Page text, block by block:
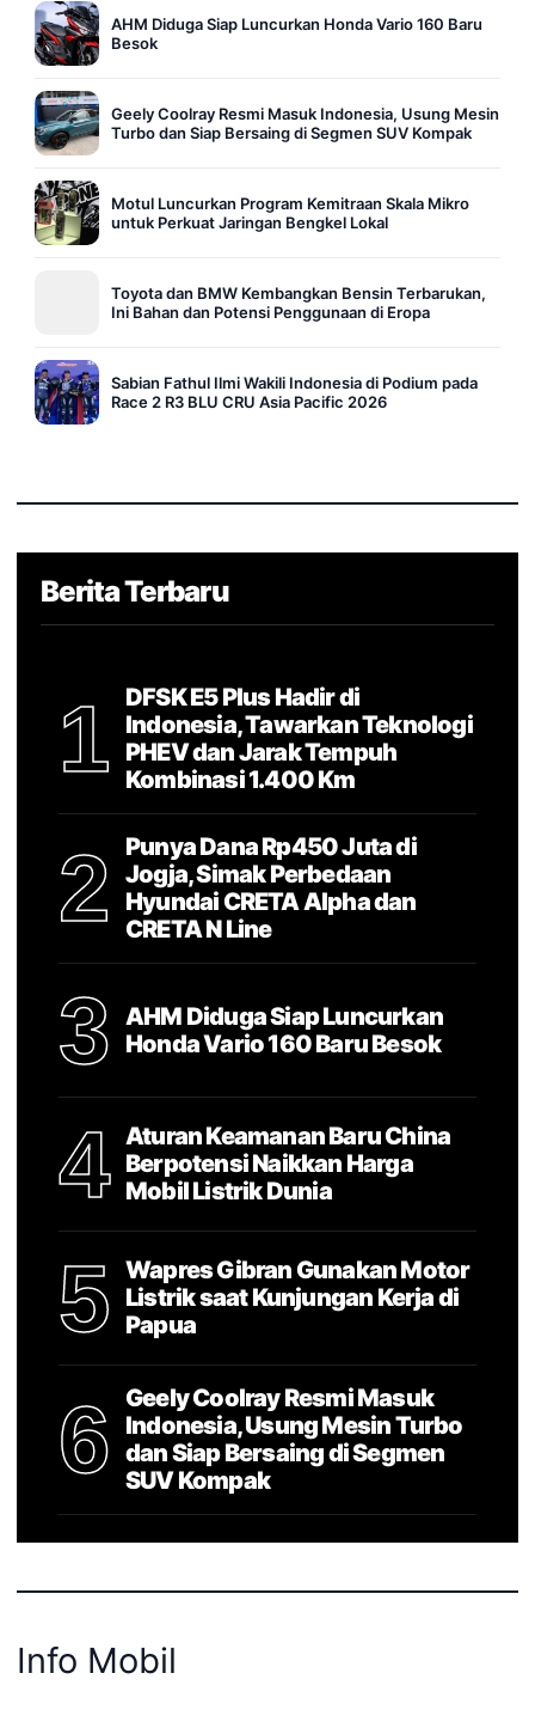
AHM Diduga Siap Luncurkan Honda Vario 160 Baru
Besok
Geely Coolray Resmi Masuk Indonesia, Usung Mesin
Turbo dan Siap Bersaing di Segmen SUV Kompak
Motul Luncurkan Program Kemitraan Skala Mikro
untuk Perkuat Jaringan Bengkel Lokal
Toyota dan BMW Kembangkan Bensin Terbarukan,
Ini Bahan dan Potensi Penggunaan di Eropa
Sabian Fathul Ilmi Wakili Indonesia di Podium pada
Race 2 R3 BLU CRU Asia Pacific 2026
Berita Terbaru
1
DFSK E5 Plus Hadir di
Indonesia, Tawarkan Teknologi
PHEV dan Jarak Tempuh
Kombinasi 1.400 Km
2
Punya Dana Rp450 Juta di
Jogja, Simak Perbedaan
Hyundai CRETA Alpha dan
CRETA N Line
3
AHM Diduga Siap Luncurkan
Honda Vario 160 Baru Besok
4
Aturan Keamanan Baru China
Berpotensi Naikkan Harga
Mobil Listrik Dunia
5
Wapres Gibran Gunakan Motor
Listrik saat Kunjungan Kerja di
Papua
6
Geely Coolray Resmi Masuk
Indonesia, Usung Mesin Turbo
dan Siap Bersaing di Segmen
SUV Kompak
Info Mobil